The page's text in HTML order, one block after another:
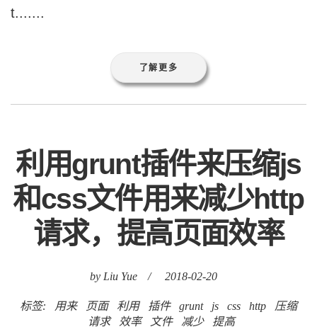
t.......
了解更多
利用grunt插件来压缩js
和css文件用来减少http
请求，提高页面效率
by Liu Yue / 2018-02-20
标签: 用来 页面 利用 插件 grunt js css http
压缩
请求
效率 文件 减少 提高